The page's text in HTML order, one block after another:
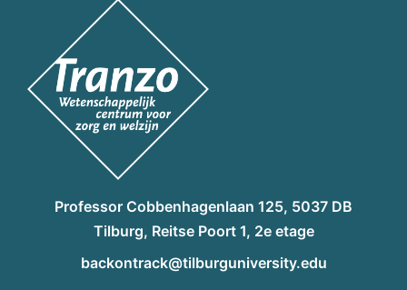
Professor Cobbenhagenlaan 125, 5037 DB
Tilburg, Reitse Poort 1, 2e etage
backontrack@tilburguniversity.edu